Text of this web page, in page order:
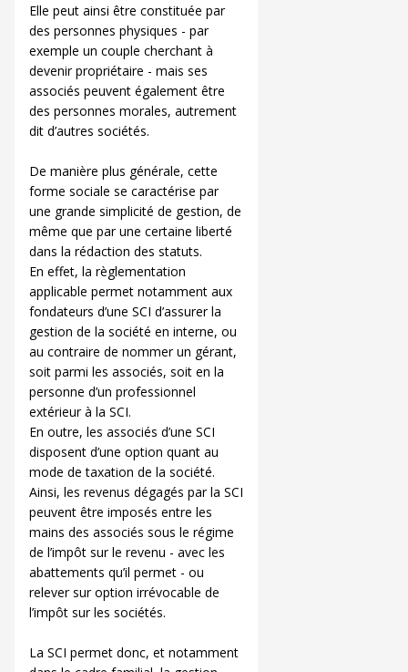
Elle peut ainsi être constituée par
des personnes physiques - par
exemple un couple cherchant à
devenir propriétaire - mais ses
associés peuvent également être
des personnes morales, autrement
dit d’autres sociétés.
De manière plus générale, cette
forme sociale se caractérise par
une grande simplicité de gestion, de
même que par une certaine liberté
dans la rédaction des statuts.
En effet, la règlementation
applicable permet notamment aux
fondateurs d’une SCI d’assurer la
gestion de la société en interne, ou
au contraire de nommer un gérant,
soit parmi les associés, soit en la
personne d’un professionnel
extérieur à la SCI.
En outre, les associés d’une SCI
disposent d’une option quant au
mode de taxation de la société.
Ainsi, les revenus dégagés par la SCI
peuvent être imposés entre les
mains des associés sous le régime
de l’impôt sur le revenu - avec les
abattements qu’il permet - ou
relever sur option irrévocable de
l’impôt sur les sociétés.
La SCI permet donc, et notamment